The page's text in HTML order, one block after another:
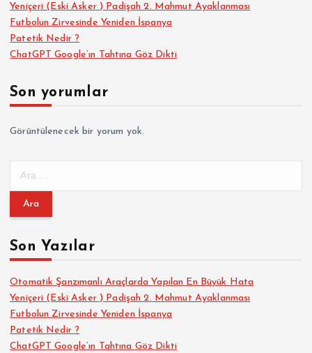
a
y
a
s
ı
Yeniçeri (Eski Asker ) Padişah 2. Mahmut Ayaklanması
Futbolun Zirvesinde Yeniden İspanya
Patetik Nedir ?
ChatGPT Google’ın Tahtına Göz Dikti
Son yorumlar
Görüntülenecek bir yorum yok.
m
:Son Yazılar
Otomatik Şanzımanlı Araçlarda Yapılan En Büyük Hata
Yeniçeri (Eski Asker ) Padişah 2. Mahmut Ayaklanması
Futbolun Zirvesinde Yeniden İspanya
Patetik Nedir ?
ChatGPT Google’ın Tahtına Göz Dikti